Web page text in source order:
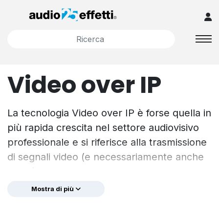
Video over IP
La tecnologia Video over IP è forse quella in
più rapida crescita nel settore audiovisivo
professionale e si riferisce alla trasmissione
di segnali video (e necessariamente anche
audio) + segnali di controllo su
un’infrastruttura di rete standard, WAN,
Mostra di più